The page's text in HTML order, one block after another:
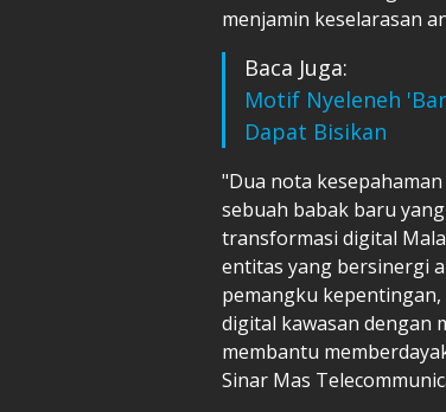
menjamin keselarasan
Baca Juga:
Motif Nyeleneh
Dapat Bisikan
"Dua nota
sebuah babak baru
transformasi digital
entitas yang bersinergi
pemangku
digital kawasan dengan
membantu
Sinar Mas